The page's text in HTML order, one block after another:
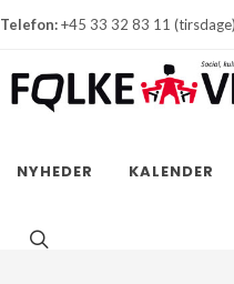
Telefon:+45 33 32 83 11
NYHEDER KALENDER